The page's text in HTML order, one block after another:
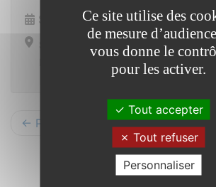
Samedi 11 novembre 2023 de
Saint Vincent sur Oust
← Précédents
Ce site utilise des
de mesure
vous donne le
pour les activer.
Tout accepter
Tout refuser
Personnaliser